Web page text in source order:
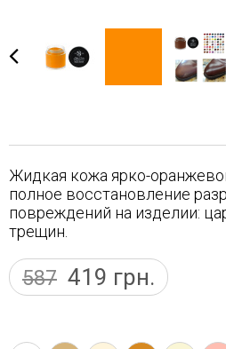
Жидкая кожа ярко-
полное восстановление
повреждений на изделии:
трещин.
587 419 грн.